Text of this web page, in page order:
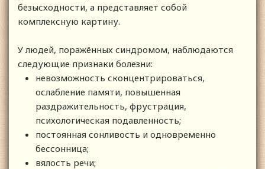
безысходности, а представляет собой
комплексную картину.
У людей, поражённых синдромом, наблюдаются
следующие признаки болезни:
невозможность сконцентрироваться,
ослабление памяти, повышенная
раздражительность, фрустрация,
психологическая подавленность;
постоянная сонливость и одновременно
бессонница;
вялость речи;